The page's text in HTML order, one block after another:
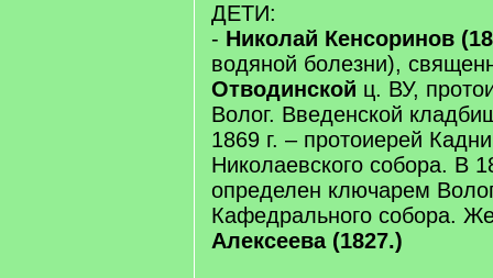
ДЕТИ:
- Николай Кенсоринов
водяной болезни),
Отводинской ц. ВУ,
Волог. Введенской
1869 г. – протоиерей
Николаевского собора. В
определен ключарем
Кафедрального собора.
Алексеева (1827.)